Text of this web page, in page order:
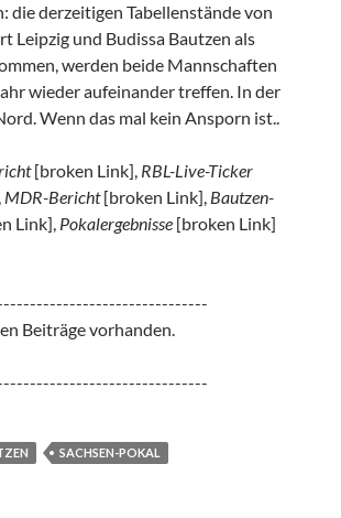
die derzeitigen Tabellenstände von
Leipzig und Budissa Bautzen als
werden beide Mannschaften
wieder aufeinander treffen. In der
Wenn das mal kein Ansporn ist..
[broken Link], RBL-Live-Ticker
MDR-Bericht[broken Link], Bautzen-
Link], Pokalergebnisse[broken Link]
Beiträge vorhanden.
SACHSEN-POKAL